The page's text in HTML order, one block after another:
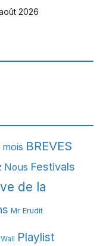
2026
BREVES
Nous Festivals
de la
Mr Erudit
Playlist